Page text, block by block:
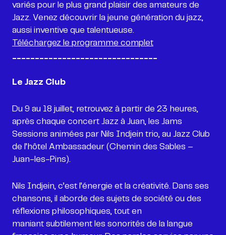
variés pour le plus grand plaisir des amateurs de
Jazz. Venez découvrir la jeune génération du jazz,
Téléchargez le programme complet
Le Jazz Club
Du 9 au 18 juillet, retrouvez à partir de 23 heures,
après chaque concert Jazz à Juan, les Jams
Sessions animées par Nils Indjein trio, au Jazz Club
de l’hôtel Ambassadeur (Chemin des Sables –
Nils Indjein, c’est l’énergie et la créativité. Dans ses
chansons, il aborde des sujets de société ou des
réflexions philosophiques, tout en
maniant subtilement les sonorités de la langue